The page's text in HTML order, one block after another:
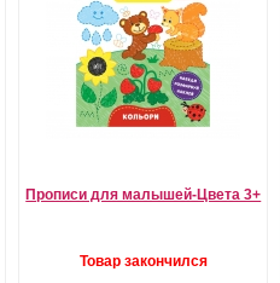
Прописи для малышей-Цвета 3+
Товар закончился